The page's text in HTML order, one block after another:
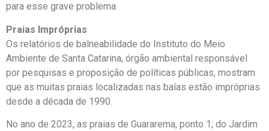
para esse grave problema.
Praias Impróprias
Os relatórios de balneabilidade do Instituto do Meio
Ambiente de Santa Catarina, órgão ambiental responsável
por pesquisas e proposição de políticas públicas, mostram
que as muitas praias localizadas nas baías estão impróprias
desde a década de 1990.
No ano de 2023, as praias de Guararema, ponto 1; do Jardim